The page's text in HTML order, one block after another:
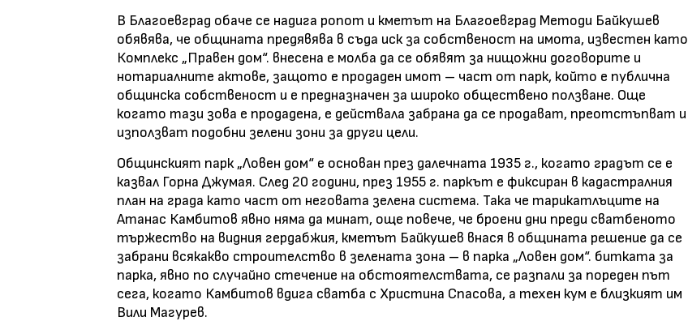
В Благоевград обаче се надига ропот и кметът на Благоевград Методи Байкушев
обявява, че общината предявява в съда иск за собственост на имота, известен като
Комплекс „Правен дом“. внесена е молба да се обявят за нищожни договорите и
нотариалните актове, защото е продаден имот – част от парк, който е публична
общинска собственост и е предназначен за широко обществено ползване. Още
когато тази зова е продадена, е действала забрана да се продават, преотстъпват и
използват подобни зелени зони за други цели.
Общинският парк „Ловен дом“ е основан през далечната 1935 г., когато градът се е
казвал Горна Джумая. След 20 години, през 1955 г. паркът е фиксиран в кадастралния
план на града като част от неговата зелена система. Така че тарикатлъците на
Атанас Камбитов явно няма да минат, още повече, че броени дни преди сватбеното
тържество на видния гердабжия, кметът Байкушев внася в общината решение да се
забрани всякакво строителство в зелената зона – в парка „Ловен дом“. битката за
парка, явно по случайно стечение на обстоятелствата, се разпали за пореден път
сега, когато Камбитов вдига сватба с Христина Спасова, а техен кум е близкият им
Вили Магурев.